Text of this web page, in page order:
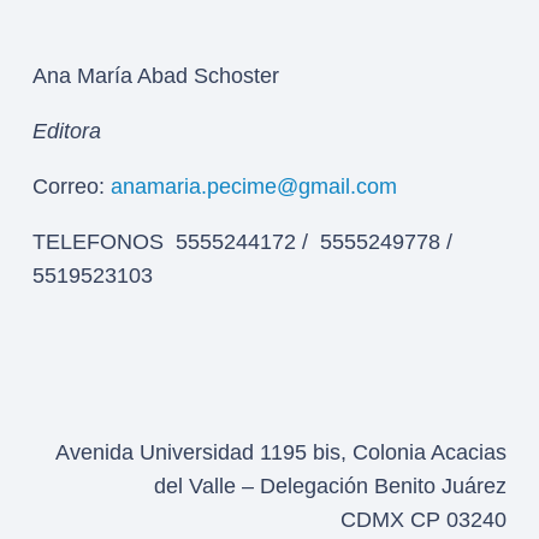
Ana María Abad Schoster
Editora
Correo: anamaria.pecime@gmail.com
TELEFONOS 5555244172 / 5555249778 /
5519523103
Avenida Universidad 1195 bis, Colonia Acacias
del Valle – Delegación Benito Juárez
CDMX CP 03240